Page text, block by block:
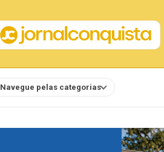
Navegue pelas categorias